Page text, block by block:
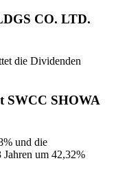
CO. LTD.
die Dividenden
SWCC SHOWA
und die
Jahren um 42,32%